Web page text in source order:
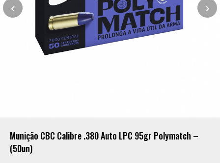
‹ ›
Munição CBC Calibre .380 Auto LPC 95gr Polymatch –
(50un)